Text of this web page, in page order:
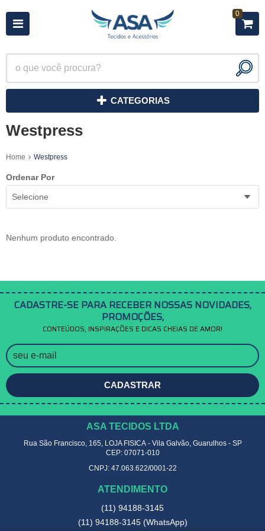
0
CATEGORIAS
Westpress
Home Westpress
Ordenar Por
Selecione
Nenhum produto encontrado.
CADASTRE-SE PARA RECEBER NOSSAS NOVIDADES,
PROMOÇÕES,
CONTEÚDOS, INSPIRAÇÕES E DICAS CHEIAS DE AMOR!
CADASTRAR
ASA TECIDOS LTDA
Rua São Francisco, 165, LOJA FISICA- Vila Galvão, Guarulhos- SP
CEP: 07071-010
CNPJ: 47.063.622/0001-22
ATENDIMENTO
(11) 94188-3145
(11) 94188-3145 (WhatsApp)